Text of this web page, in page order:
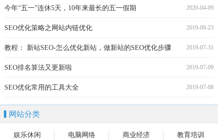
2020-04-09
今年“五一”连休5天，10年来最长的五一假期
2019-09-23
SEO优化策略之网站内链优化
2019-07-31
教程： 新站SEO-怎么优化新站，做新站的SEO优化步骤
2019-07-09
SEO排名算法又更新啦
2019-07-08
SEO优化常用的工具大全
网站分类
娱乐休闲 电脑网络 商业经济 教育培训